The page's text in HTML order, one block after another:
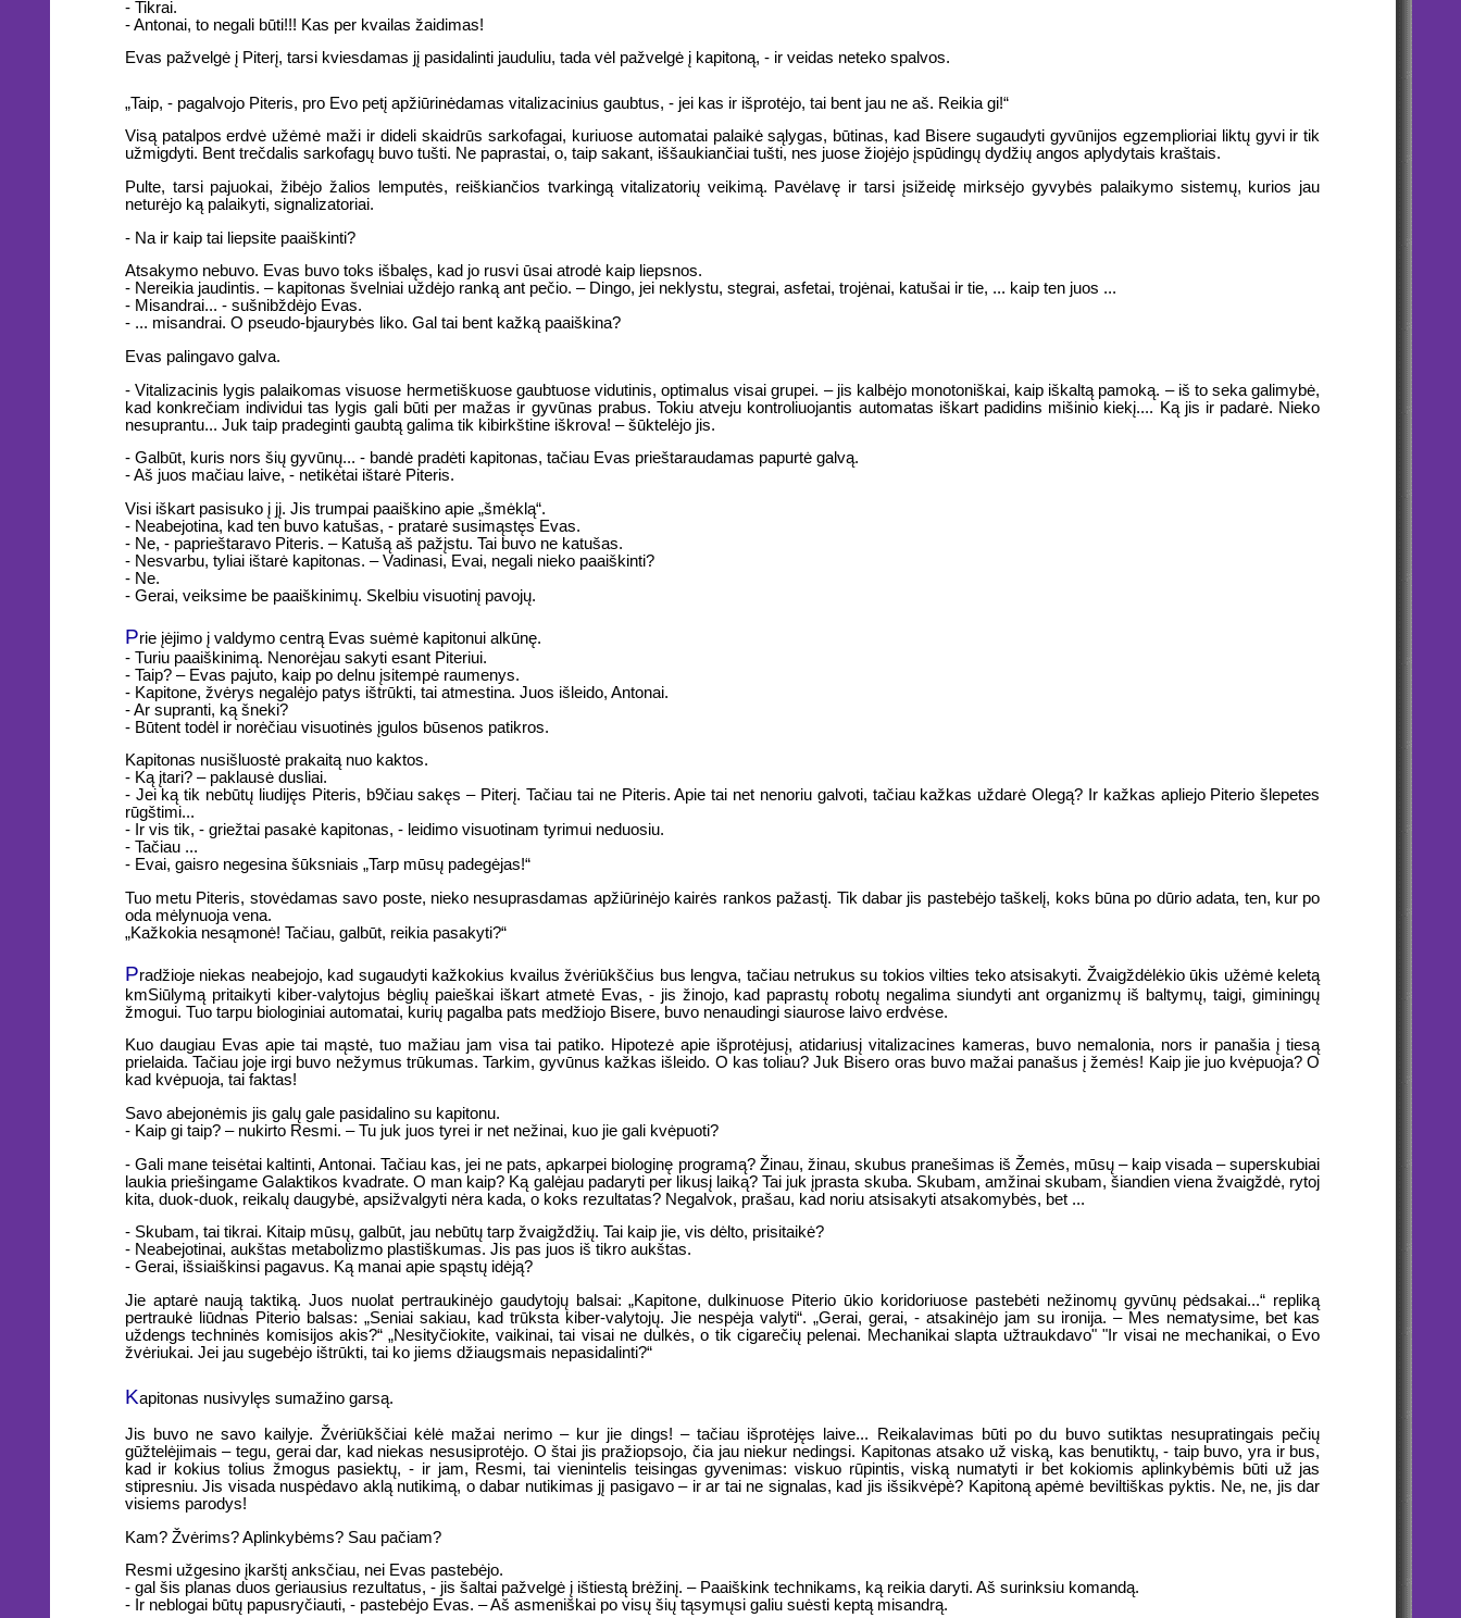
- Tikrai.
- Antonai, to negali būti!!! Kas per kvailas žaidimas!
Evas pažvelgė į Piterį, tarsi kviesdamas jį pasidalinti jauduliu, tada vėl pažvelgė į kapitoną, - ir veidas neteko spalvos.
„Taip, - pagalvojo Piteris, pro Evo petį apžiūrinėdamas vitalizacinius gaubtus, - jei kas ir išprotėjo, tai bent jau ne aš. Reikia gi!“
Visą patalpos erdvė užėmė maži ir dideli skaidrūs sarkofagai, kuriuose automatai palaikė sąlygas, būtinas, kad Bisere sugaudyti gyvūnijos egzemplioriai liktų gyvi ir tik
užmigdyti. Bent trečdalis sarkofagų buvo tušti. Ne paprastai, o, taip sakant, iššaukiančiai tušti, nes juose žiojėjo įspūdingų dydžių angos aplydytais kraštais.
Pulte, tarsi pajuokai, žibėjo žalios lemputės, reiškiančios tvarkingą vitalizatorių veikimą. Pavėlavę ir tarsi įsižeidę mirksėjo gyvybės palaikymo sistemų, kurios jau
neturėjo ką palaikyti, signalizatoriai.
- Na ir kaip tai liepsite paaiškinti?
Atsakymo nebuvo. Evas buvo toks išbalęs, kad jo rusvi ūsai atrodė kaip liepsnos.
- Nereikia jaudintis. – kapitonas švelniai uždėjo ranką ant pečio. – Dingo, jei neklystu, stegrai, asfetai, trojėnai, katušai ir tie, ... kaip ten juos ...
- Misandrai... - sušnibždėjo Evas.
- ... misandrai. O pseudo-bjaurybės liko. Gal tai bent kažką paaiškina?
Evas palingavo galva.
- Vitalizacinis lygis palaikomas visuose hermetiškuose gaubtuose vidutinis, optimalus visai grupei. – jis kalbėjo monotoniškai, kaip iškaltą pamoką. – iš to seka galimybė,
kad konkrečiam individui tas lygis gali būti per mažas ir gyvūnas prabus. Tokiu atveju kontroliuojantis automatas iškart padidins mišinio kiekį.... Ką jis ir padarė. Nieko
nesuprantu... Juk taip pradeginti gaubtą galima tik kibirkštine iškrova! – šūktelėjo jis.
- Galbūt, kuris nors šių gyvūnų... - bandė pradėti kapitonas, tačiau Evas prieštaraudamas papurtė galvą.
- Aš juos mačiau laive, - netikėtai ištarė Piteris.
Visi iškart pasisuko į jį. Jis trumpai paaiškino apie „šmėklą“.
- Neabejotina, kad ten buvo katušas, - pratarė susimąstęs Evas.
- Ne, - paprieštaravo Piteris. – Katušą aš pažįstu. Tai buvo ne katušas.
- Nesvarbu, tyliai ištarė kapitonas. – Vadinasi, Evai, negali nieko paaiškinti?
- Ne.
- Gerai, veiksime be paaiškinimų. Skelbiu visuotinį pavojų.
Prie įėjimo į valdymo centrą Evas suėmė kapitonui alkūnę.
- Turiu paaiškinimą. Nenorėjau sakyti esant Piteriui.
- Taip? – Evas pajuto, kaip po delnu įsitempė raumenys.
- Kapitone, žvėrys negalėjo patys ištrūkti, tai atmestina. Juos išleido, Antonai.
- Ar supranti, ką šneki?
- Būtent todėl ir norėčiau visuotinės įgulos būsenos patikros.
Kapitonas nusišluostė prakaitą nuo kaktos.
- Ką įtari? – paklausė dusliai.
- Jei ką tik nebūtų liudijęs Piteris, b9čiau sakęs – Piterį. Tačiau tai ne Piteris. Apie tai net nenoriu galvoti, tačiau kažkas uždarė Olegą? Ir kažkas apliejo Piterio šlepetes
rūgštimi...
- Ir vis tik, - griežtai pasakė kapitonas, - leidimo visuotinam tyrimui neduosiu.
- Tačiau ...
- Evai, gaisro negesina šūksniais „Tarp mūsų padegėjas!“
Tuo metu Piteris, stovėdamas savo poste, nieko nesuprasdamas apžiūrinėjo kairės rankos pažastį. Tik dabar jis pastebėjo taškelį, koks būna po dūrio adata, ten, kur po
oda mėlynuoja vena.
„Kažkokia nesąmonė! Tačiau, galbūt, reikia pasakyti?“
Pradžioje niekas neabejojo, kad sugaudyti kažkokius kvailus žvėriūkščius bus lengva, tačiau netrukus su tokios vilties teko atsisakyti. Žvaigždėlėkio ūkis užėmė keletą
kmSiūlymą pritaikyti kiber-valytojus bėglių paieškai iškart atmetė Evas, - jis žinojo, kad paprastų robotų negalima siundyti ant organizmų iš baltymų, taigi, giminingų
žmogui. Tuo tarpu biologiniai automatai, kurių pagalba pats medžiojo Bisere, buvo nenaudingi siaurose laivo erdvėse.
Kuo daugiau Evas apie tai mąstė, tuo mažiau jam visa tai patiko. Hipotezė apie išprotėjusį, atidariusį vitalizacines kameras, buvo nemalonia, nors ir panašia į tiesą
prielaida. Tačiau joje irgi buvo nežymus trūkumas. Tarkim, gyvūnus kažkas išleido. O kas toliau? Juk Bisero oras buvo mažai panašus į žemės! Kaip jie juo kvėpuoja? O
kad kvėpuoja, tai faktas!
Savo abejonėmis jis galų gale pasidalino su kapitonu.
- Kaip gi taip? – nukirto Resmi. – Tu juk juos tyrei ir net nežinai, kuo jie gali kvėpuoti?
- Gali mane teisėtai kaltinti, Antonai. Tačiau kas, jei ne pats, apkarpei biologinę programą? Žinau, žinau, skubus pranešimas iš Žemės, mūsų – kaip visada – superskubiai
laukia priešingame Galaktikos kvadrate. O man kaip? Ką galėjau padaryti per likusį laiką? Tai juk įprasta skuba. Skubam, amžinai skubam, šiandien viena žvaigždė, rytoj
kita, duok-duok, reikalų daugybė, apsižvalgyti nėra kada, o koks rezultatas? Negalvok, prašau, kad noriu atsisakyti atsakomybės, bet ...
- Skubam, tai tikrai. Kitaip mūsų, galbūt, jau nebūtų tarp žvaigždžių. Tai kaip jie, vis dėlto, prisitaikė?
- Neabejotinai, aukštas metabolizmo plastiškumas. Jis pas juos iš tikro aukštas.
- Gerai, išsiaiškinsi pagavus. Ką manai apie spąstų idėją?
Jie aptarė naują taktiką. Juos nuolat pertraukinėjo gaudytojų balsai: „Kapitone, dulkinuose Piterio ūkio koridoriuose pastebėti nežinomų gyvūnų pėdsakai...“ repliką
pertraukė liūdnas Piterio balsas: „Seniai sakiau, kad trūksta kiber-valytojų. Jie nespėja valyti“. „Gerai, gerai, - atsakinėjo jam su ironija. – Mes nematysime, bet kas
uždengs techninės komisijos akis?“ „Nesityčiokite, vaikinai, tai visai ne dulkės, o tik cigarečių pelenai. Mechanikai slapta užtraukdavo" "Ir visai ne mechanikai, o Evo
žvėriukai. Jei jau sugebėjo ištrūkti, tai ko jiems džiaugsmais nepasidalinti?“
Kapitonas nusivylęs sumažino garsą.
Jis buvo ne savo kailyje. Žvėriūkščiai kėlė mažai nerimo – kur jie dings! – tačiau išprotėjęs laive... Reikalavimas būti po du buvo sutiktas nesupratingais pečių
gūžtelėjimais – tegu, gerai dar, kad niekas nesusiprotėjo. O štai jis pražiopsojo, čia jau niekur nedingsi. Kapitonas atsako už viską, kas benutiktų, - taip buvo, yra ir bus,
kad ir kokius tolius žmogus pasiektų, - ir jam, Resmi, tai vienintelis teisingas gyvenimas: viskuo rūpintis, viską numatyti ir bet kokiomis aplinkybėmis būti už jas
stipresniu. Jis visada nuspėdavo aklą nutikimą, o dabar nutikimas jį pasigavo – ir ar tai ne signalas, kad jis išsikvėpė? Kapitoną apėmė beviltiškas pyktis. Ne, ne, jis dar
visiems parodys!
Kam? Žvėrims? Aplinkybėms? Sau pačiam?
Resmi užgesino įkarštį anksčiau, nei Evas pastebėjo.
- gal šis planas duos geriausius rezultatus, - jis šaltai pažvelgė į ištiestą brėžinį. – Paaiškink technikams, ką reikia daryti. Aš surinksiu komandą.
- Ir neblogai būtų papusryčiauti, - pastebėjo Evas. – Aš asmeniškai po visų šių tąsymųsi galiu suėsti keptą misandrą.